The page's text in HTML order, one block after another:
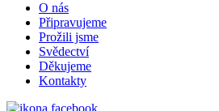
O nás
Připravujeme
Prožili jsme
Svědectví
Děkujeme
Kontakty